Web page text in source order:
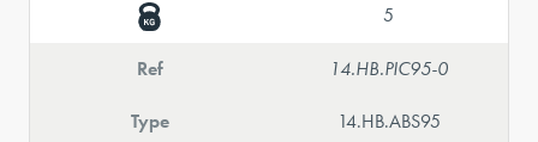
5
Ref 14.HB.PIC95-0
Type 14.HB.ABS95